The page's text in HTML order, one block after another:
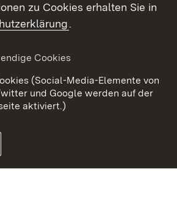
Datenschutz
Cookies
zu Cookies erhalten Sie in
.
Cookies
(Social-Media-Elemente von
und Google werden auf der
aktiviert.)